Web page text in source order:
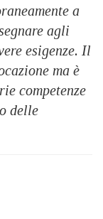
a
agli
esigenze. Il
ma è
competenze
delle